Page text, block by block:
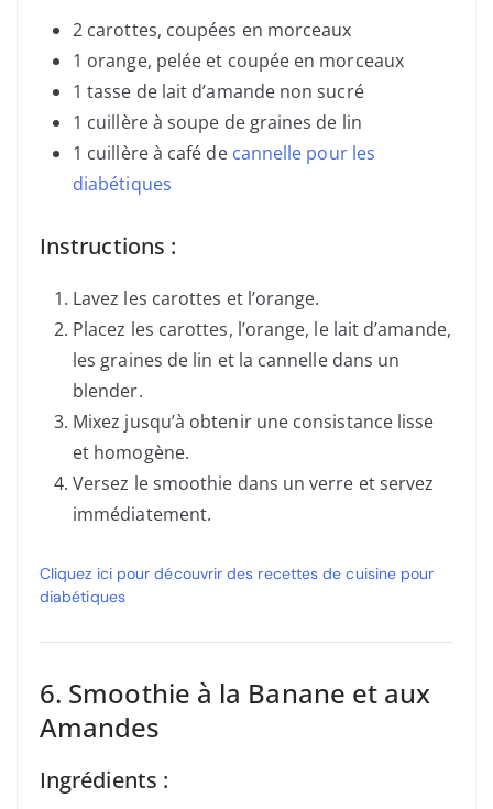
2 carottes, coupées en morceaux
1 orange, pelée et coupée en morceaux
1 tasse de lait d’amande non sucré
1 cuillère à soupe de graines de lin
1 cuillère à café de cannelle pour les
diabétiques
Instructions :
Lavez les carottes et l’orange.
Placez les carottes, l’orange, le lait d’amande,
les graines de lin et la cannelle dans un
blender.
Mixez jusqu’à obtenir une consistance lisse
et homogène.
Versez le smoothie dans un verre et servez
immédiatement.
Cliquez ici pour découvrir des recettes de cuisine pour
diabétiques
6. Smoothie à la Banane et aux
Amandes
Ingrédients :